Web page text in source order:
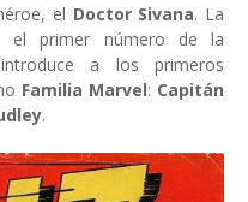
el Doctor Sivana. La
el primer número de la
a los primeros
Familia Marvel: Capitán
.